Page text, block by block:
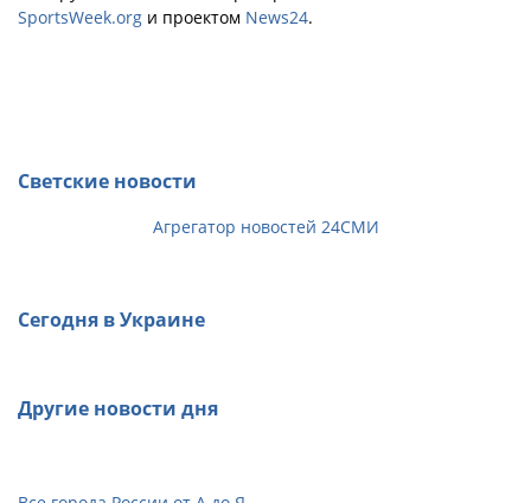
SportsWeek.org и проектом News24.
Светские новости
Агрегатор новостей 24СМИ
Сегодня в Украине
Другие новости дня